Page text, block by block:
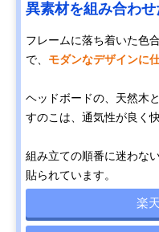
異素材を組み合わ
フレームに落ち着いた色
で、 モダンなデザインに
ヘッドボードの、天然木
すのこは、通気性が良く快
組み立ての順番に迷わな
貼られています。
楽